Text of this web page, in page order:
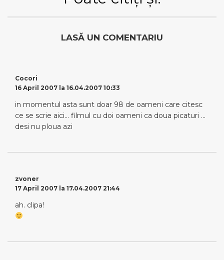
LASĂ UN COMENTARIU
Cocori
16 April 2007 la 16.04.2007 10:33
in momentul asta sunt doar 98 de oameni care citesc
ce se scrie aici… filmul cu doi oameni ca doua picaturi …
desi nu ploua azi
zvoner
17 April 2007 la 17.04.2007 21:44
ah. clipa!